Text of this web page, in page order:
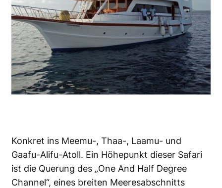
Konkret ins Meemu-, Thaa-, Laamu- und
Gaafu-Alifu-Atoll. Ein Höhepunkt dieser Safari
ist die Querung des „One And Half Degree
Channel“, eines breiten Meeresabschnitts